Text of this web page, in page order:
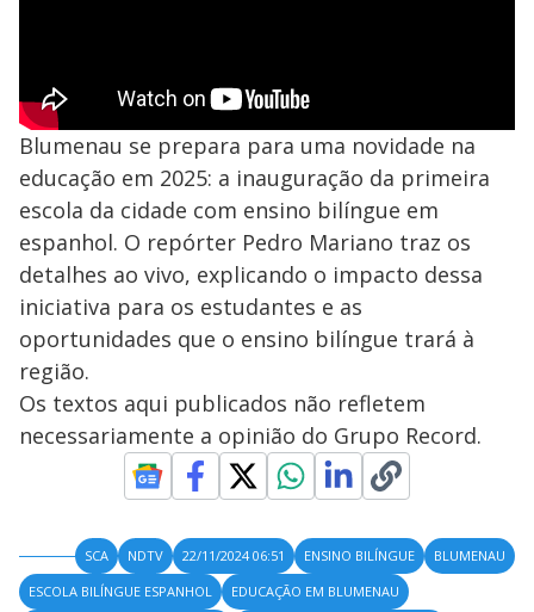
Blumenau se prepara para uma novidade na
educação em 2025: a inauguração da primeira
escola da cidade com ensino bilíngue em
espanhol. O repórter Pedro Mariano traz os
detalhes ao vivo, explicando o impacto dessa
iniciativa para os estudantes e as
oportunidades que o ensino bilíngue trará à
região.
Os textos aqui publicados não refletem
necessariamente a opinião do Grupo Record.
SCA NDTV 22/11/2024 06:51 ENSINO BILÍNGUE
BLUMENAU
ESCOLA BILÍNGUE ESPANHOL
EDUCAÇÃO EM BLUMENAU